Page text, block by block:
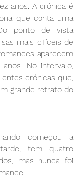
anos. A crónica é
que conta uma
ponto de vista
mais difíceis de
aparecem
No intervalo,
crónicas que,
grande retrato do
começou a
tem quatro
mas nunca foi